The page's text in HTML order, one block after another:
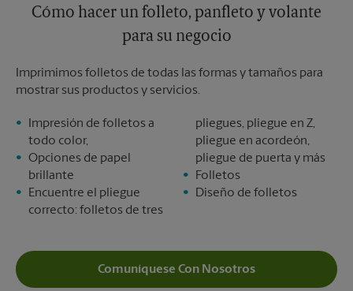
Cómo hacer un folleto, panfleto y volante
para su negocio
Imprimimos folletos de todas las formas y tamaños para
mostrar sus productos y servicios.
Impresión de folletos a
todo color,
Opciones de papel
brillante
Encuentre el pliegue
correcto: folletos de tres
pliegues, pliegue en Z,
pliegue en acordeón,
pliegue de puerta y más
Folletos
Diseño de folletos
Comuníquese Con Nosotros